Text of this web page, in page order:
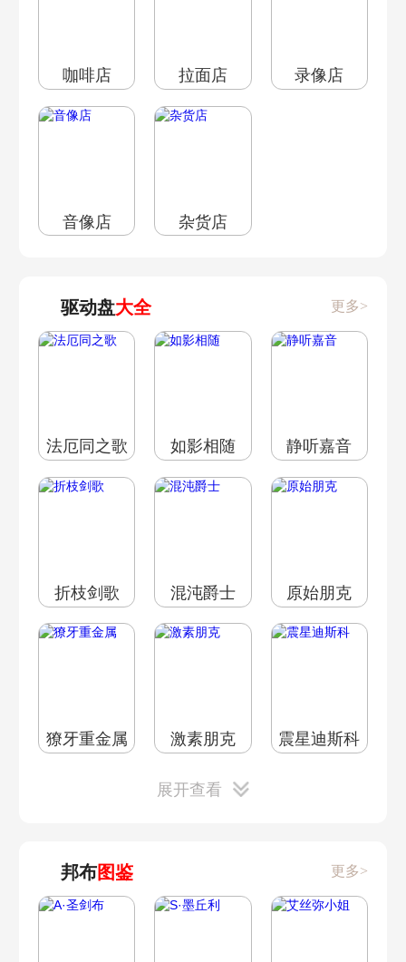
咖啡店 拉面店 录像店
音像店 杂货店
驱动盘大全 更多>
法厄同之歌 如影相随 静听嘉音
折枝剑歌 混沌爵士 原始朋克
獠牙重金属 激素朋克 震星迪斯科
雷暴重金属
展开查看
邦布图鉴 更多>